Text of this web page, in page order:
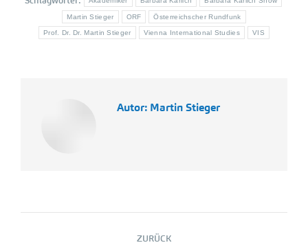
Martin Stieger ORF Österreichscher Rundfunk
Prof. Dr. Dr. Martin Stieger Vienna International Studies VIS
Autor: Martin Stieger
Kommentarnavigation
ZURÜCK